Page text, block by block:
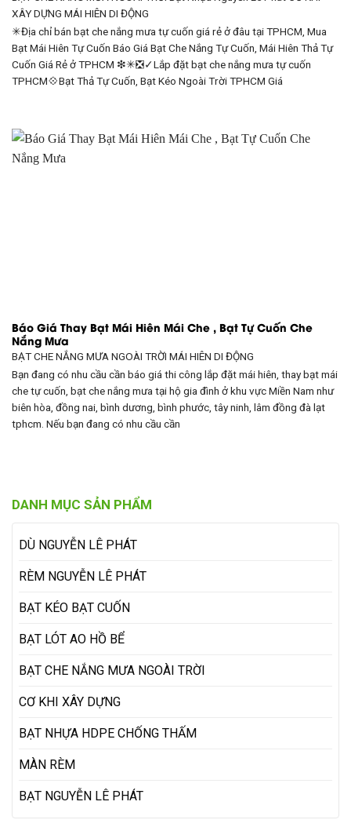
DANH MỤC SẢN PHẨM
DÙ NGUYỄN LÊ PHÁT
RÈM NGUYỄN LÊ PHÁT
BẠT KÉO BẠT CUỐN
BẠT LÓT AO HỒ BỂ
BẠT CHE NẮNG MƯA NGOÀI TRỜI
CƠ KHI XÂY DỰNG
BẠT NHỰA HDPE CHỐNG THẤM
MÀN RÈM
BẠT NGUYỄN LÊ PHÁT
XÂY DỰNG MÁI HIÊN DI ĐỘNG
✳Địa chỉ bán bạt che nắng mưa tự cuốn giá rẻ ở đâu tại TPHCM, Mua
Bạt Mái Hiên Tự Cuốn Báo Giá Bạt Che Nắng Tự Cuốn, Mái Hiên Thả Tự
Cuốn Giá Rẻ ở TPHCM ❇✳❎✓Lắp đặt bạt che nắng mưa tự cuốn
TPHCM💠Bạt Thả Tự Cuốn, Bạt Kéo Ngoài Trời TPHCM Giá
Báo Giá Thay Bạt Mái Hiên Mái Che , Bạt Tự Cuốn Che
Nắng Mưa
BẠT CHE NẮNG MƯA NGOÀI TRỜI MÁI HIÊN DI ĐỘNG
Bạn đang có nhu cầu cần báo giá thi công lắp đặt mái hiên, thay bạt mái
che tự cuốn, bạt che nắng mưa tại hộ gia đình ở khu vực Miền Nam như
biên hòa, đồng nai, bình dương, bình phước, tây ninh, lâm đồng đà lạt
tphcm. Nếu bạn đang có nhu cầu cần